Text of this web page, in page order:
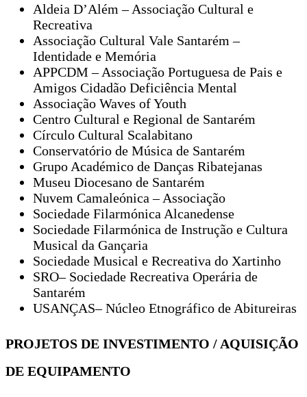
Aldeia D’Além – Associação Cultural e
Recreativa
Associação Cultural Vale Santarém –
Identidade e Memória
APPCDM – Associação Portuguesa de Pais e
Amigos Cidadão Deficiência Mental
Associação Waves of Youth
Centro Cultural e Regional de Santarém
Círculo Cultural Scalabitano
Conservatório de Música de Santarém
Grupo Académico de Danças Ribatejanas
Museu Diocesano de Santarém
Nuvem Camaleónica – Associação
Sociedade Filarmónica Alcanedense
Sociedade Filarmónica de Instrução e Cultura
Musical da Gançaria
Sociedade Musical e Recreativa do Xartinho
SRO– Sociedade Recreativa Operária de
Santarém
USANÇAS– Núcleo Etnográfico de Abitureiras
PROJETOS DE INVESTIMENTO / AQUISIÇÃO
DE EQUIPAMENTO